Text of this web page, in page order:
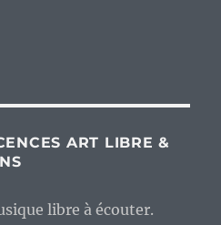
ART LIBRE &
libre à écouter.